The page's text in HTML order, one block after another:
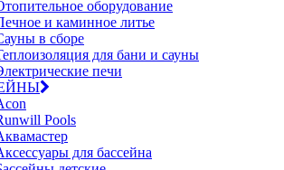
оборудование
и каминное литье
в сборе
для бани и сауны
печи
Pools
для бассейна